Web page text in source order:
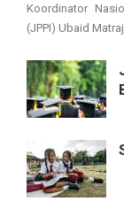
Koordinator
(JPPI) Ubaid